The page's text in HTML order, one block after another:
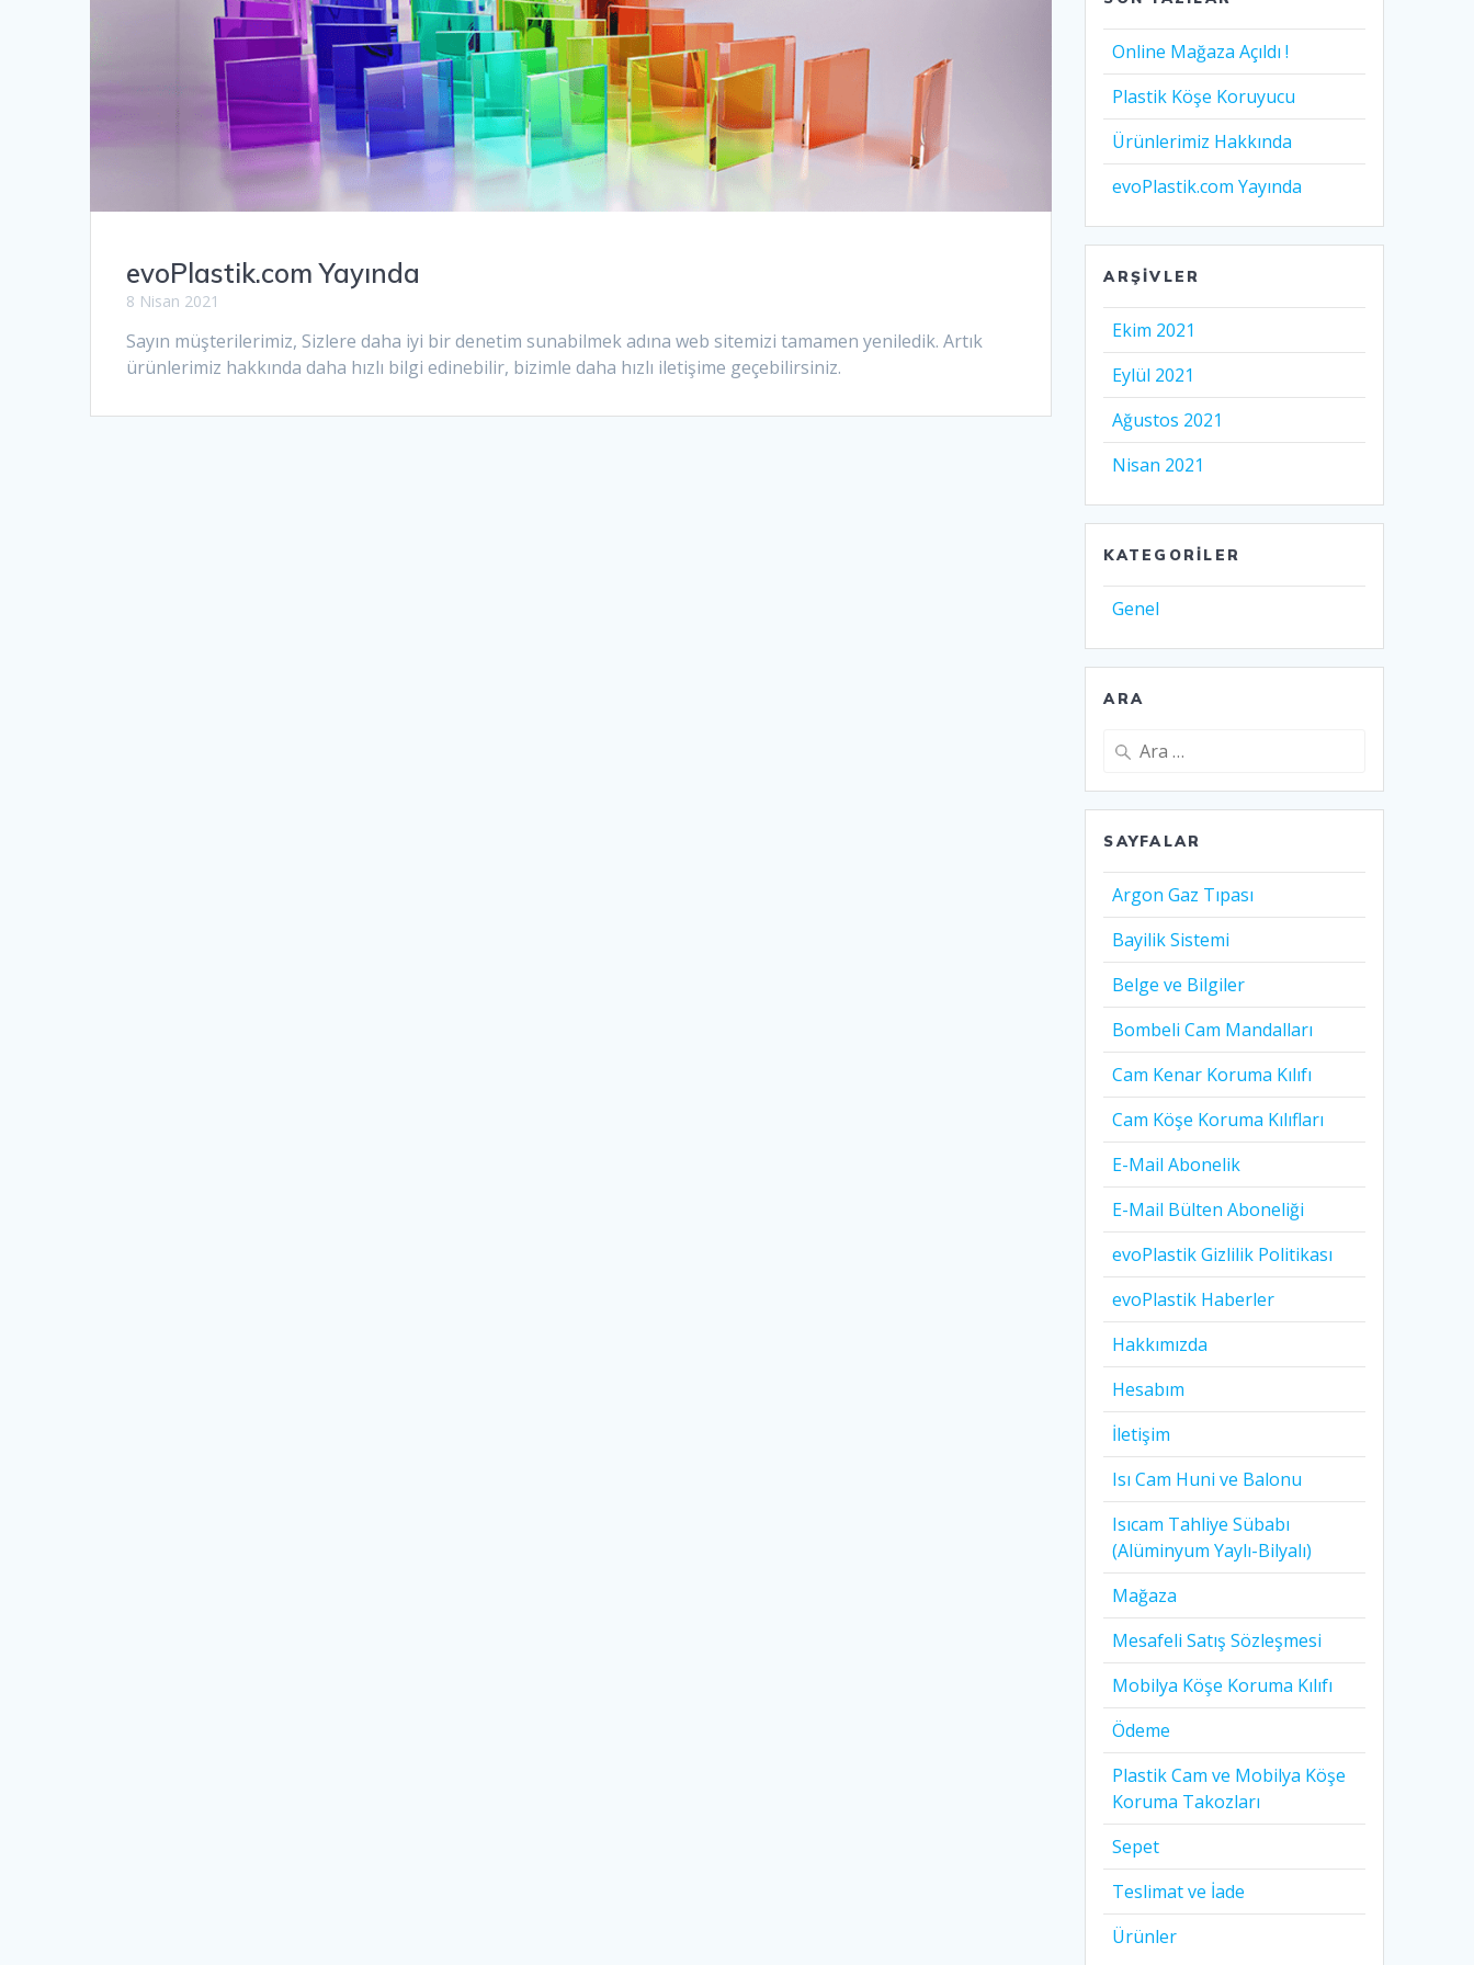
evoPlastik.com Yayında
8 Nisan 2021
Sayın müşterilerimiz, Sizlere daha iyi bir denetim sunabilmek adına web sitemizi tamamen yeniledik. Artık
ürünlerimiz hakkında daha hızlı bilgi edinebilir, bizimle daha hızlı iletişime geçebilirsiniz.
Online Mağaza Açıldı !
Plastik Köşe Koruyucu
Ürünlerimiz Hakkında
evoPlastik.com Yayında
ARŞIVLER
Ekim 2021
Eylül 2021
Ağustos 2021
Nisan 2021
KATEGORILER
Genel
ARA
Arama:
SAYFALAR
Argon Gaz Tıpası
Bayilik Sistemi
Belge ve Bilgiler
Bombeli Cam Mandalları
Cam Kenar Koruma Kılıfı
Cam Köşe Koruma Kılıfları
E-Mail Abonelik
E-Mail Bülten Aboneliği
evoPlastik Gizlilik Politikası
evoPlastik Haberler
Hakkımızda
Hesabım
İletişim
Isı Cam Huni ve Balonu
Isıcam Tahliye Sübabı
(Alüminyum Yaylı-Bilyalı)
Mağaza
Mesafeli Satış Sözleşmesi
Mobilya Köşe Koruma Kılıfı
Ödeme
Plastik Cam ve Mobilya Köşe
Koruma Takozları
Sepet
Teslimat ve İade
Ürünler